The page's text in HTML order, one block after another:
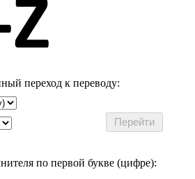
переход к переводу:
по первой букве (цифре):